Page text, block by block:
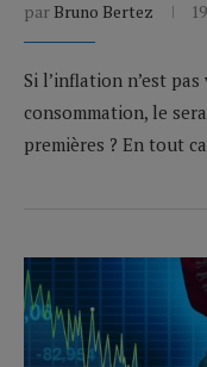
par Bruno Bertez
Si l’inflation n’est
consommation, le
premières ? En tout